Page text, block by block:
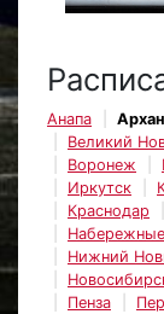
Анапа
Великий
Воронеж
Иркутск
Краснодар
Нижний
Пенза